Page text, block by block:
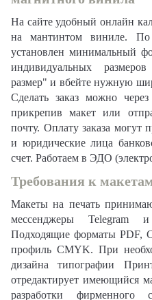
На сайте удобный онлайн
на мантинтом виниле. По
установлен минимальный
индивидуальных
размер" и вбейте нужную
Сделать заказ можно
прикрепив макет или
почту. Оплату заказа могут
и юридические лица
счет. Работаем в ЭДО
Требования к
Макеты на печать
мессенджеры Telegram и
Подходящие форматы PDF,
профиль CMYK. При
дизайна типографии
отредактирует имеющийся
разработки фирменного